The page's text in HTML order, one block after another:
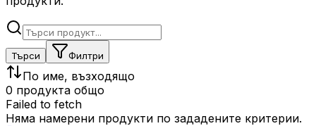
Търси Филтри
По име, възходящо
0 продукта общо
Failed to fetch
Няма намерени продукти по зададените критерии.